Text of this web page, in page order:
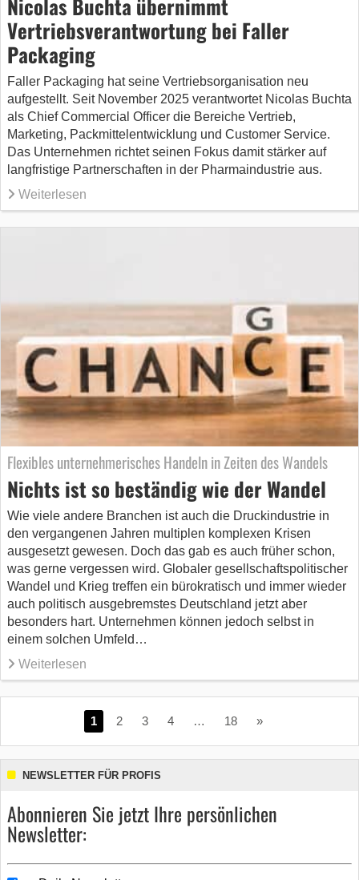
Nicolas Buchta übernimmt
Vertriebsverantwortung bei Faller
Packaging
Faller Packaging hat seine Vertriebsorganisation neu
aufgestellt. Seit November 2025 verantwortet Nicolas Buchta
als Chief Commercial Officer die Bereiche Vertrieb,
Marketing, Packmittelentwicklung und Customer Service.
Das Unternehmen richtet seinen Fokus damit stärker auf
langfristige Partnerschaften in der Pharmaindustrie aus.
Weiterlesen
Flexibles unternehmerisches Handeln in Zeiten des Wandels
Nichts ist so beständig wie der Wandel
Wie viele andere Branchen ist auch die Druckindustrie in
den vergangenen Jahren multiplen komplexen Krisen
ausgesetzt gewesen. Doch das gab es auch früher schon,
was gerne vergessen wird. Globaler gesellschaftspolitischer
Wandel und Krieg treffen ein bürokratisch und immer wieder
auch politisch ausgebremstes Deutschland jetzt aber
besonders hart. Unternehmen können jedoch selbst in
einem solchen Umfeld…
Weiterlesen
1 2 3 4 … 18 »
NEWSLETTER FÜR PROFIS
Abonnieren Sie jetzt Ihre persönlichen
Newsletter: